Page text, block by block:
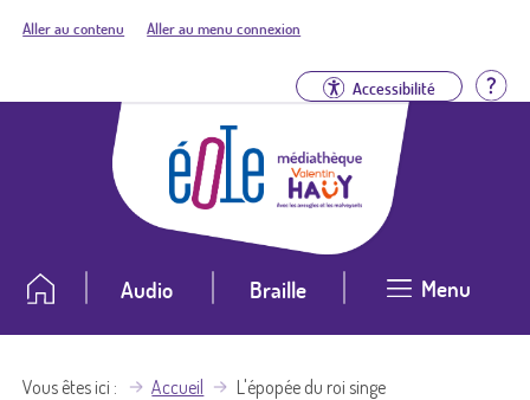
Aller au contenu Aller au menu connexion
Accessibilité
Audio Braille Menu
Vous êtes ici Accueil L'épopée du roi singe